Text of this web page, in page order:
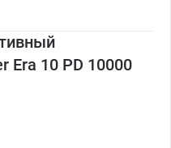
Era 10 PD 10000